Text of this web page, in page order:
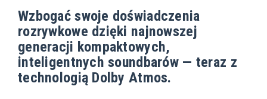
Wzbogać swoje doświadczenia
rozrywkowe dzięki najnowszej
generacji kompaktowych,
inteligentnych soundbarów — teraz z
technologią Dolby Atmos.